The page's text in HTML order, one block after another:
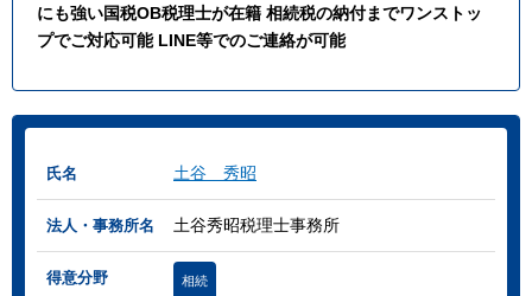
にも強い国税OB税理士が在籍 相続税の納付までワンストッ
プでご対応可能 LINE等でのご連絡が可能
氏名 土谷 秀昭
法人・事務所名 土谷秀昭税理士事務所
得意分野 相続